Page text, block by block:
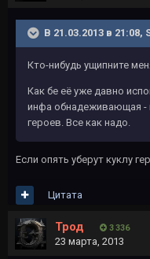
В 21.03.2013 в 21:08,
Кто-нибудь ущипните
Как бе её уже давно
инфа обнадеживающая -
героев. Все как надо.
Если опять уберут куклу
Цитата
Трод 3 336
23 марта, 2013